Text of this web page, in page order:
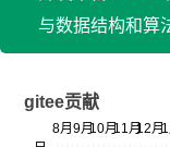
与数据结构和算
gitee贡献